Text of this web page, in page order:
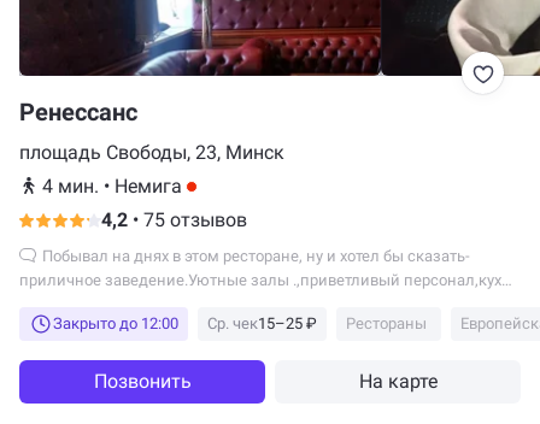
Ренессанс
площадь Свободы, 23, Минск
4 мин. • Немига
4,2 • 75 отзывов
приличное заведение.Уютные залы .,приветливый персонал,кухня
Закрыто до 12:00
Ср. чек15–25 ₽ Рестораны
Позвонить На карте